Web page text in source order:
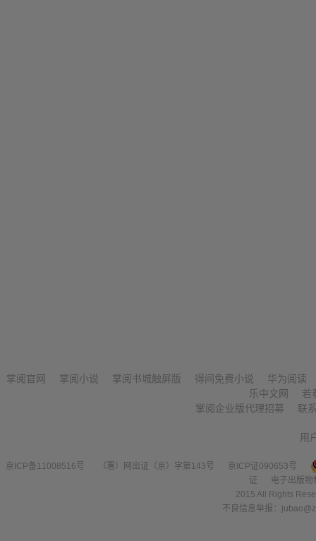
掌阅官网 掌阅小说 掌阅书城触屏版 得间免费小说
华为阅读
乐中文网
若
掌阅企业版代理招募
联
用
京ICP备11008516号 （署）网出证（京）字第143号
京ICP证090653号
证
电子出版
2015 All Rights
不良信息举报：